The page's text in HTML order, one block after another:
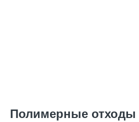
Полимерные отходы